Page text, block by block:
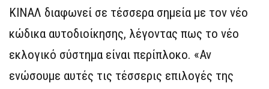
ΚΙΝΑΛ διαφωνεί σε τέσσερα σημεία με τον νέο
κώδικα αυτοδιοίκησης, λέγοντας πως το νέο
εκλογικό σύστημα είναι περίπλοκο. «Αν
ενώσουμε αυτές τις τέσσερις επιλογές της